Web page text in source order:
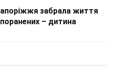
забрала життя
– дитина